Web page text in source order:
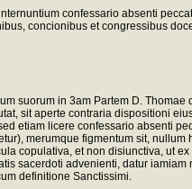
confessario absenti
concionibus et congressibus
suorum in 3am Partem D.
sit aperte contraria dispositioni
etiam licere confessario absenti
merumque figmentum sit,
copulativa, et non disiunctiva, ut
sacerdoti advenienti, datur
definitione Sanctissimi.